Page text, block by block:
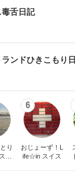
舌日記
ランドひきこもり
り
に
6
おじょーず！L
ife☆in スイス